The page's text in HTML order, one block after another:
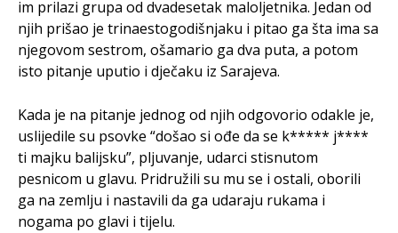
im prilazi grupa od dvadesetak maloljetnika. Jedan od
njih prišao je trinaestogodišnjaku i pitao ga šta ima sa
njegovom sestrom, ošamario ga dva puta, a potom
isto pitanje uputio i dječaku iz Sarajeva.
Kada je na pitanje jednog od njih odgovorio odakle je,
uslijedile su psovke “došao si ođe da se k***** j****
ti majku balijsku”, pljuvanje, udarci stisnutom
pesnicom u glavu. Pridružili su mu se i ostali, oborili
ga na zemlju i nastavili da ga udaraju rukama i
nogama po glavi i tijelu.